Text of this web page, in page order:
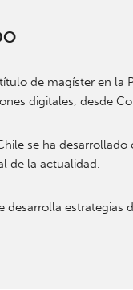
de magíster en
digitales, desde
se ha
de la actualidad.
estrategias